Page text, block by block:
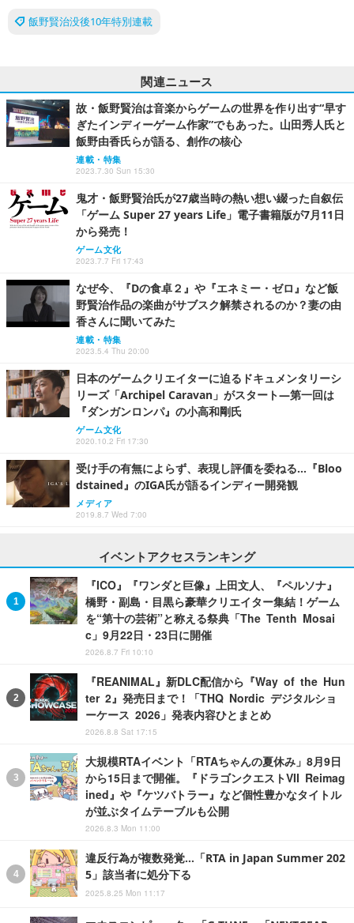
飯野賢治没後10年特別連載
関連ニュース
故・飯野賢治は音楽からゲームの世界を作り出す“早す
ぎたインディーゲーム作家”でもあった。山田秀人氏と
飯野由香氏らが語る、創作の核心
連載・特集
2023.7.30 Sun 15:30
鬼才・飯野賢治氏が27歳当時の熱い想い綴った自叙伝
「ゲーム Super 27 years Life」電子書籍版が7月11日
から発売！
ゲーム文化
2023.7.7 Fri 17:43
なぜ今、『Dの食卓２』や『エネミー・ゼロ』など飯
野賢治作品の楽曲がサブスク解禁されるのか？妻の由
香さんに聞いてみた
連載・特集
2023.5.4 Thu 20:00
日本のゲームクリエイターに迫るドキュメンタリーシ
リーズ「Archipel Caravan」がスタート―第一回は
『ダンガンロンパ』の小高和剛氏
ゲーム文化
2020.10.2 Fri 17:30
受け手の有無によらず、表現し評価を委ねる…『Bloo
dstained』のIGA氏が語るインディー開発観
メディア
2019.8.7 Wed 7:00
イベントアクセスランキング
『ICO』『ワンダと巨像』上田文人、『ペルソナ』
橋野・副島・目黒ら豪華クリエイター集結！ゲーム
を“第十の芸術”と称える祭典「The Tenth Mosai
c」9月22日・23日に開催
2026.8.7 Fri 10:10
『REANIMAL』新DLC配信から『Way of the Hun
ter 2』発売日まで！「THQ Nordic デジタルショ
ーケース 2026」発表内容ひとまとめ
2026.8.8 Sat 17:15
大規模RTAイベント「RTAちゃんの夏休み」8月9日
から15日まで開催。『ドラゴンクエストVII Reimag
ined』や『ケツバトラー』など個性豊かなタイトル
が並ぶタイムテーブルも公開
2026.8.3 Mon 11:00
違反行為が複数発覚…「RTA in Japan Summer 202
5」該当者に処分下る
2025.8.25 Mon 11:17